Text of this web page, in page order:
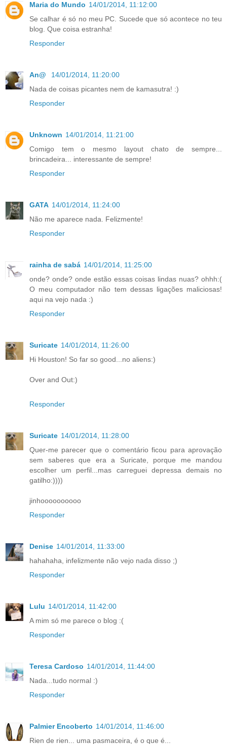
Maria do Mundo 14/01/2014, 11:12:00
Se calhar é só no meu PC. Sucede que só acontece no teu
blog. Que coisa estranha!
Responder
An@
14/01/2014, 11:20:00
Nada de coisas picantes nem de kamasutra! :)
Responder
Unknown 14/01/2014, 11:21:00
Comigo tem o mesmo layout chato de sempre...
brincadeira... interessante de sempre!
Responder
GATA 14/01/2014, 11:24:00
Não me aparece nada. Felizmente!
Responder
rainha de sabá 14/01/2014, 11:25:00
onde? onde? onde estão essas coisas lindas nuas? ohhh:(
O meu computador não tem dessas ligações maliciosas!
aqui na vejo nada :)
Responder
Suricate 14/01/2014, 11:26:00
Hi Houston! So far so good...no aliens:)
Over and Out:)
Responder
Suricate 14/01/2014, 11:28:00
Quer-me parecer que o comentário ficou para aprovação
sem saberes que era a Suricate, porque me mandou
escolher um perfil...mas carreguei depressa demais no
gatilho:))))
jinhoooooooooo
Responder
Denise 14/01/2014, 11:33:00
hahahaha, infelizmente não vejo nada disso ;)
Responder
Lulu 14/01/2014, 11:42:00
A mim só me parece o blog :(
Responder
Teresa Cardoso 14/01/2014, 11:44:00
Nada...tudo normal :)
Responder
Palmier Encoberto 14/01/2014, 11:46:00
Rien de rien... uma pasmaceira, é o que é...